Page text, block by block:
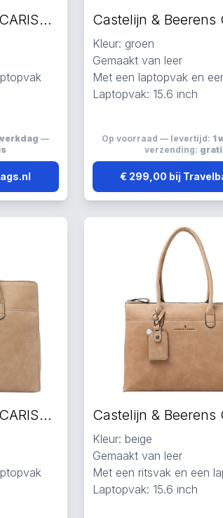
Castelijn & Beerens CARISMA laptoptas groen
—
Kleur: groen
Gemaakt van leer
Met een laptopvak en
Laptopvak: 15.6 inch
Op voorraad — levertijd: 1
verzending:
€ 299,00 bij
Castelijn & Beerens CARISMA laptoptas beige
Kleur: beige
Gemaakt van leer
Met een ritsvak en een
Laptopvak: 15.6 inch